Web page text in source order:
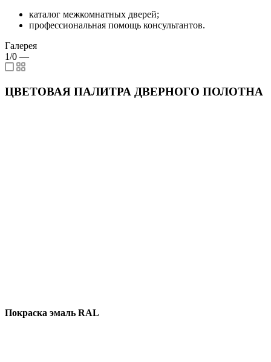
каталог межкомнатных дверей;
профессиональная помощь консультантов.
Галерея
1/0 —
ЦВЕТОВАЯ ПАЛИТРА ДВЕРНОГО ПОЛОТНА
Покраска эмаль RAL